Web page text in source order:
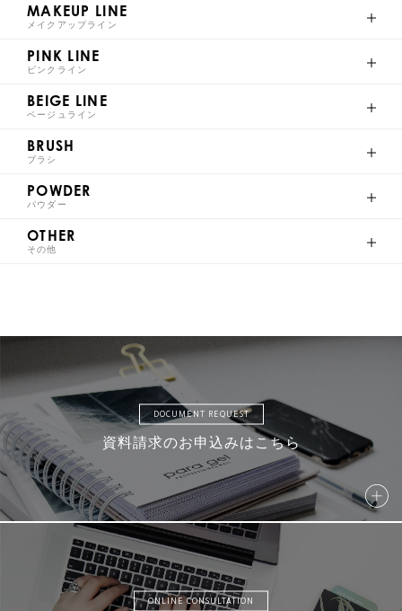
AR21
Milky Color
AMD11 AMD12
AMD13 AMD14 AMD15
MAKEUP LINE
メイクアップライン
PINK LINE
ピンクライン
BEIGE LINE
ベージュライン
BRUSH
ブラシ
POWDER
パウダー
OTHER
その他
DOCUMENT REQUEST
資料請求のお申込みはこちら
ONLINE CONSULTATION